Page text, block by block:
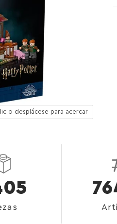
o desplácese para acercar